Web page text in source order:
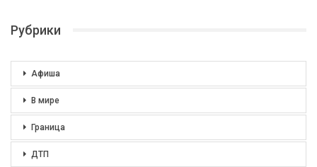
Рубрики
Афиша
В мире
Граница
ДТП